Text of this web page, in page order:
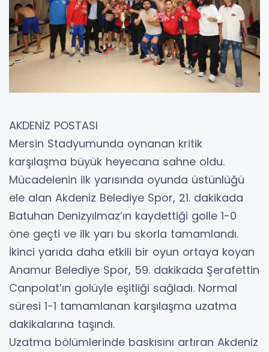
AKDENİZ POSTASI
Mersin Stadyumunda oynanan kritik
karşılaşma büyük heyecana sahne oldu.
Mücadelenin ilk yarısında oyunda üstünlüğü
ele alan Akdeniz Belediye Spor, 21. dakikada
Batuhan Denizyılmaz’ın kaydettiği golle 1-0
öne geçti ve ilk yarı bu skorla tamamlandı.
İkinci yarıda daha etkili bir oyun ortaya koyan
Anamur Belediye Spor, 59. dakikada Şerafettin
Canpolat’ın golüyle eşitliği sağladı. Normal
süresi 1-1 tamamlanan karşılaşma uzatma
dakikalarına taşındı.
Uzatma bölümlerinde baskısını artıran Akdeniz